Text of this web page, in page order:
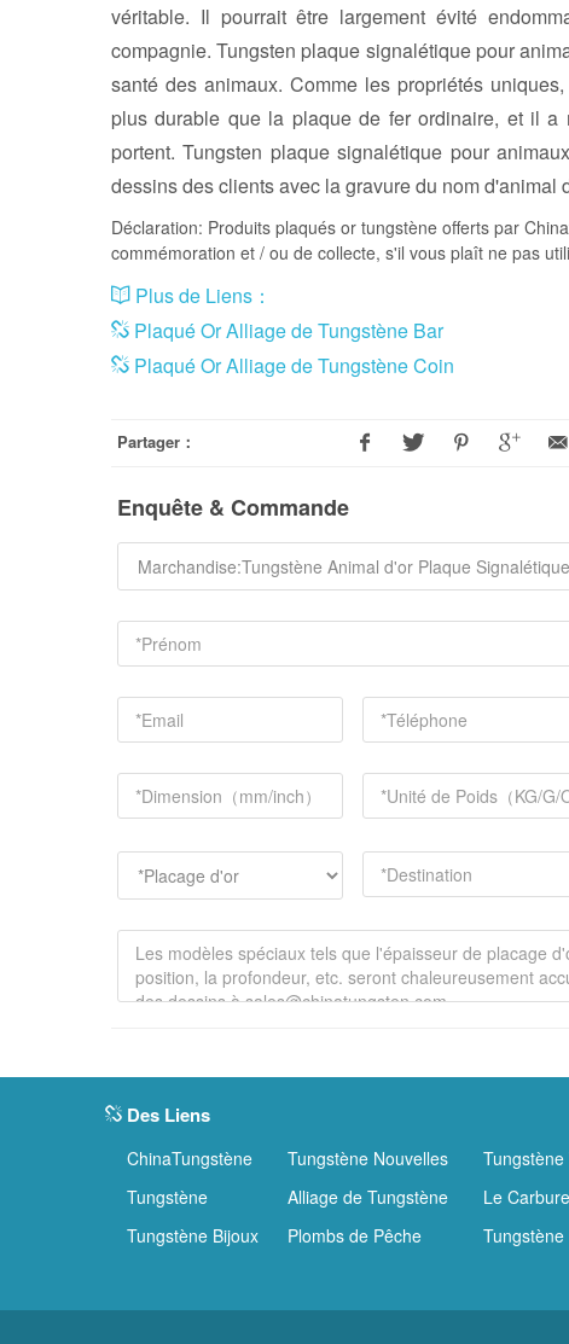
véritable. Il pourrait être largement évité
compagnie. Tungsten plaque signalétique pour
santé des animaux. Comme les propriétés
plus durable que la plaque de fer ordinaire, et il a
portent. Tungsten plaque signalétique pour
dessins des clients avec la gravure du nom d'animal
Déclaration: Produits plaqués or tungstène offerts par
commémoration et / ou de collecte, s'il vous plaît ne pas
Plus de Liens：
Plaqué Or Alliage de Tungstène Bar
Plaqué Or Alliage de Tungstène Coin
Partager：
Enquête & Commande
Des Liens
ChinaTungstène Tungstène Nouvelles Tungstène
Tungstène
Alliage de Tungstène Le
Tungstène Bijoux
Plombs de Pêche